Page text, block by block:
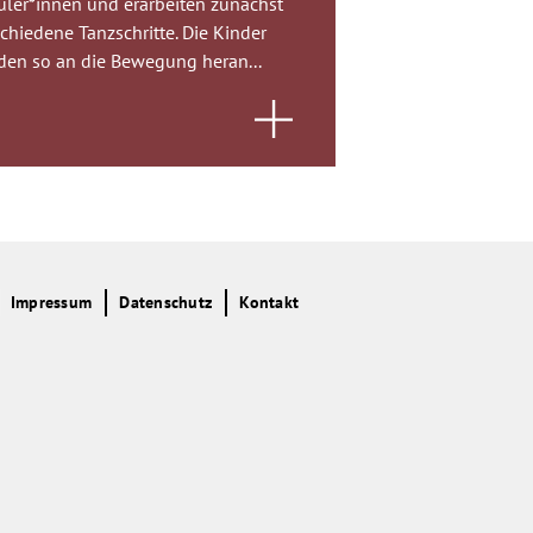
Tanzschritte. Die Kinder
so an die Bewegung heran...
Impressum Datenschutz Kontakt